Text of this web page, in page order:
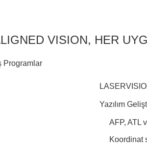
VISION, HER
Yazılım
AFP, ATL
Koordinat